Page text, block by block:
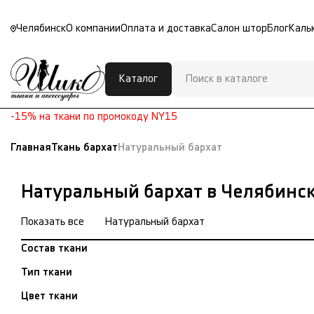
ЧелябинскО компанииОплата и доставкаСалон штор Блог
Каталог
-15% на ткани по промокоду NY15
ГлавнаяТкань бархат Натуральный бархат
Натуральный бархат в
Показать все Натуральный бархат
Состав ткани
Тип ткани
Цвет ткани